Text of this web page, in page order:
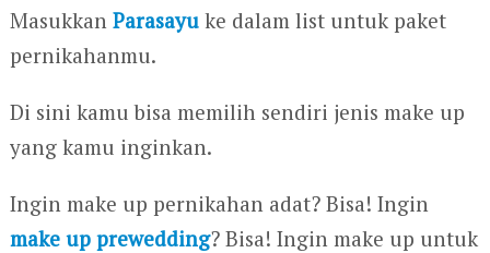
Masukkan Parasayuke dalam list untuk paket
pernikahanmu.
Di sini kamu bisa memilih sendiri jenis make up
yang kamu inginkan.
Ingin make up pernikahan adat? Bisa! Ingin
make up prewedding? Bisa! Ingin make up untuk